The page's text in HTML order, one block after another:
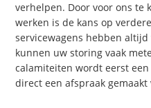
verhelpen. Door voor ons te
werken is de kans op
servicewagens hebben
kunnen uw storing vaak
calamiteiten wordt eerst
direct een afspraak